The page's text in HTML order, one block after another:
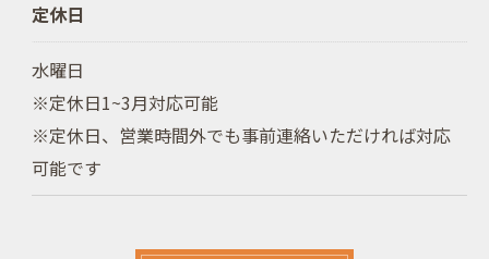
定休日
水曜日
※定休日1~3月対応可能
※定休日、営業時間外でも事前連絡いただければ対応
可能です